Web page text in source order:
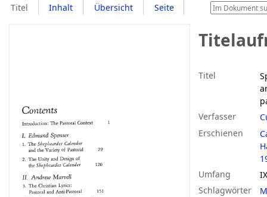
Titel Inhalt Übersicht Seite
Titel
Verfasser
Erschienen
Umfang
Schlagwörter